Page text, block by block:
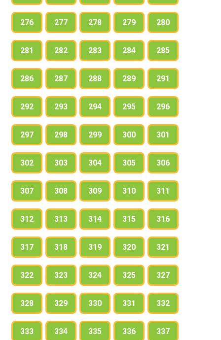
276 277 278 279 280
281 282 283 284 285
286 287 288 289 291
292 293 294 295 296
297 298 299 300 301
302 303 304 305 306
307 308 309 310 311
312 313 314 315 316
317 318 319 320 321
322 323 324 325 327
328 329 330 331 332
333 334 335 336 337